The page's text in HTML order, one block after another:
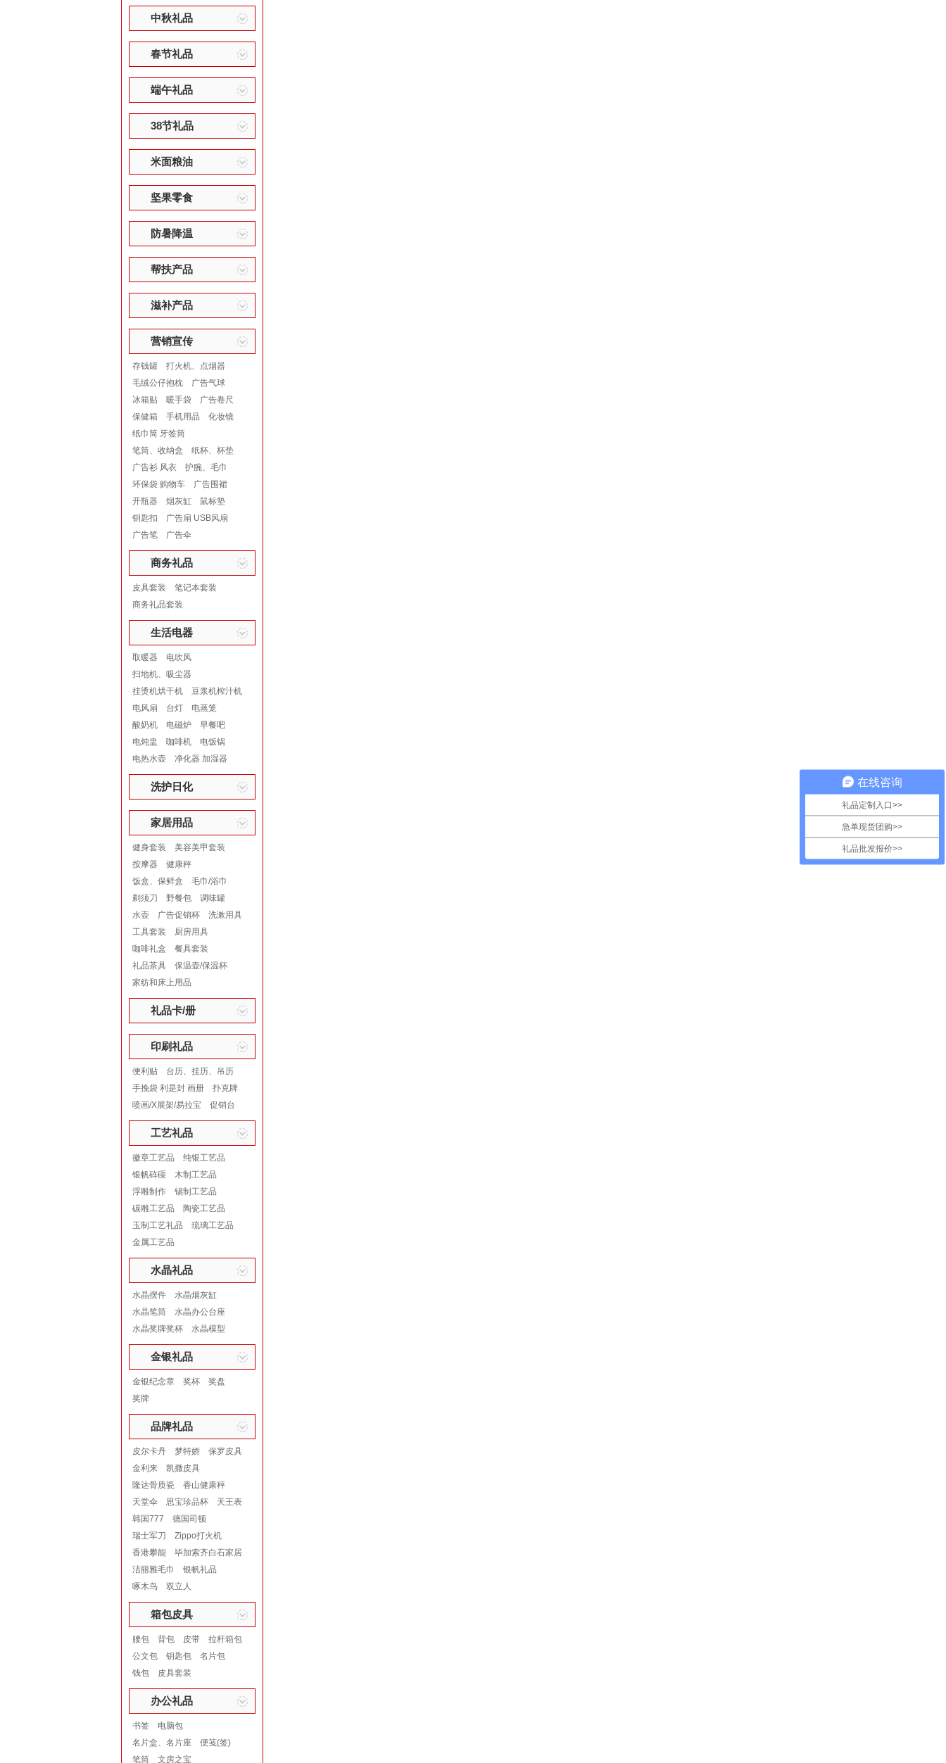
中秋礼品
春节礼品
端午礼品
38节礼品
米面粮油
坚果零食
防暑降温
帮扶产品
滋补产品
营销宣传
存钱罐
打火机、点烟器
毛绒公仔抱枕
广告气球
冰箱贴
暖手袋
广告卷尺
保健箱
手机用品
化妆镜
纸巾筒 牙签筒
笔筒、收纳盒
纸杯、杯垫
广告衫 风衣
护腕、毛巾
环保袋 购物车
广告围裙
开瓶器
烟灰缸
鼠标垫
钥匙扣
广告扇 USB风扇
广告笔
广告伞
商务礼品
皮具套装
笔记本套装
商务礼品套装
生活电器
取暖器
电吹风
扫地机、吸尘器
挂烫机烘干机
豆浆机榨汁机
电风扇
台灯
电蒸笼
酸奶机
电磁炉
早餐吧
电炖盅
咖啡机
电饭锅
电热水壶
净化器 加湿器
洗护日化
家居用品
健身套装
美容美甲套装
按摩器
健康秤
饭盒、保鲜盒
毛巾/浴巾
剃须刀
野餐包
调味罐
水壶
广告促销杯
洗漱用具
工具套装
厨房用具
咖啡礼盒
餐具套装
礼品茶具
保温壶/保温杯
家纺和床上用品
礼品卡/册
印刷礼品
便利贴
台历、挂历、吊历
手挽袋 利是封 画册
扑克牌
喷画/X展架/易拉宝
促销台
工艺礼品
徽章工艺品
纯银工艺品
银帆砗磲
木制工艺品
浮雕制作
锡制工艺品
碳雕工艺品
陶瓷工艺品
玉制工艺礼品
琉璃工艺品
金属工艺品
水晶礼品
水晶摆件
水晶烟灰缸
水晶笔筒
水晶办公台座
水晶奖牌奖杯
水晶模型
金银礼品
金银纪念章 奖杯
奖盘
奖牌
品牌礼品
皮尔卡丹 梦特娇
保罗皮具
金利来
凯撒皮具
隆达骨质瓷
香山健康秤
天堂伞
思宝珍品杯
天王表
韩国777
德国司顿
瑞士军刀
Zippo打火机
香港攀能
毕加索齐白石家居
洁丽雅毛巾
银帆礼品
啄木鸟
双立人
箱包皮具
腰包 背包 皮带
拉杆箱包
公文包
钥匙包
名片包
钱包
皮具套装
办公礼品
书签
电脑包
名片盒、名片座
便笺(签)
笔筒
文房之宝
在线咨询
礼品定制入口>>
急单现货团购>>
礼品批发报价>>